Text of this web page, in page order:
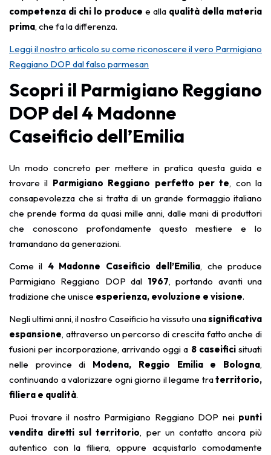
competenza di chi lo produce e alla qualità della materia
prima, che fa la differenza.
Leggi il nostro articolo su come riconoscere il vero Parmigiano
Reggiano DOP dal falso parmesan
Scopri il Parmigiano Reggiano
DOP del 4 Madonne
Caseificio dell’Emilia
Un modo concreto per mettere in pratica questa guida e
trovare il Parmigiano Reggiano perfetto per te, con la
consapevolezza che si tratta di un grande formaggio italiano
che prende forma da quasi mille anni, dalle mani di produttori
che conoscono profondamente questo mestiere e lo
tramandano da generazioni.
Come il 4 Madonne Caseificio dell’Emilia, che produce
Parmigiano Reggiano DOP dal 1967, portando avanti una
tradizione che unisce esperienza, evoluzione e visione.
Negli ultimi anni, il nostro Caseificio ha vissuto unasignificativa
espansione, attraverso un percorso di crescita fatto anche di
fusioni per incorporazione, arrivando oggi a 8 caseificisituati
nelle province di Modena, Reggio Emilia e Bologna,
continuando a valorizzare ogni giorno il legame traterritorio,
filiera e qualità.
Puoi trovare il nostro Parmigiano Reggiano DOP nei punti
vendita diretti sul territorio, per un contatto ancora più
autentico con la filiera, oppure acquistarlo comodamente